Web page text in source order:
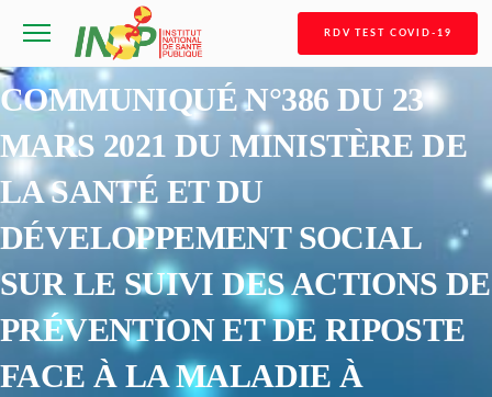
RDV TEST COVID-19
COMMUNIQUÉ N°386 DU 23
MARS 2021 DU MINISTÈRE DE
LA SANTÉ ET DU
DÉVELOPPEMENT SOCIAL
SUR LE SUIVI DES ACTIONS DE
PRÉVENTION ET DE RIPOSTE
FACE À LA MALADIE À